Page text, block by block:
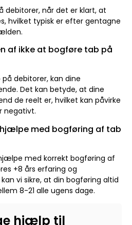
debitorer, når det er klart, at
hvilket typisk er efter gentagne
af ikke at bogføre tab på
debitorer, kan dine
Det kan betyde, at dine
de reelt er, hvilket kan påvirke
negativt.
med bogføring af tab
med korrekt bogføring af
+8 års erfaring og
vi sikre, at din bogføring altid
8-21 alle ugens dage.
hjælp til